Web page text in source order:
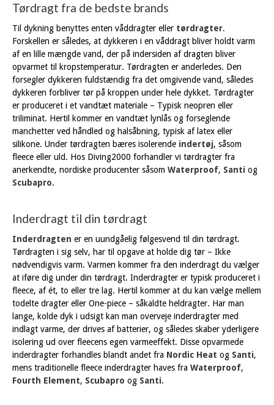
Tørdragt fra de bedste brands
Til dykning benyttes enten våddragter eller tørdragter.
Forskellen er således, at dykkeren i en våddragt bliver holdt varm
af en lille mængde vand, der på indersiden af dragten bliver
opvarmet til kropstemperatur. Tørdragten er anderledes. Den
forsegler dykkeren fuldstændig fra det omgivende vand, således
dykkeren forbliver tør på kroppen under hele dykket. Tørdragter
er produceret i et vandtæt materiale – Typisk neopren eller
triliminat. Hertil kommer en vandtæt lynlås og forseglende
manchetter ved håndled og halsåbning, typisk af latex eller
silikone. Under tørdragten bæres isolerende indertøj, såsom
fleece eller uld. Hos Diving2000 forhandler vi tørdragter fra
anerkendte, nordiske producenter såsom Waterproof, Santi og
Scubapro.
Inderdragt til din tørdragt
Inderdragten er en uundgåelig følgesvend til din tørdragt.
Tørdragten i sig selv, har til opgave at holde dig tør – Ikke
nødvendigvis varm. Varmen kommer fra den inderdragt du vælger
at iføre dig under din tørdragt. Inderdragter er typisk produceret i
fleece, af ét, to eller tre lag. Hertil kommer at du kan vælge mellem
todelte dragter eller One-piece – såkaldte heldragter. Har man
lange, kolde dyk i udsigt kan man overveje inderdragter med
indlagt varme, der drives af batterier, og således skaber yderligere
isolering ud over fleecens egen varmeeffekt. Disse opvarmede
inderdragter forhandles blandt andet fra Nordic Heat og Santi,
mens traditionelle fleece inderdragter haves fra Waterproof,
Fourth Element, Scubapro og Santi.